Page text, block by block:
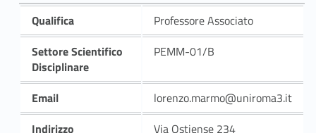
Qualifica
Professore Associato
Settore Scientifico
Disciplinare
PEMM-01/B
Email
lorenzo.marmo@uniroma3.it
Indirizzo
Via Ostiense 234